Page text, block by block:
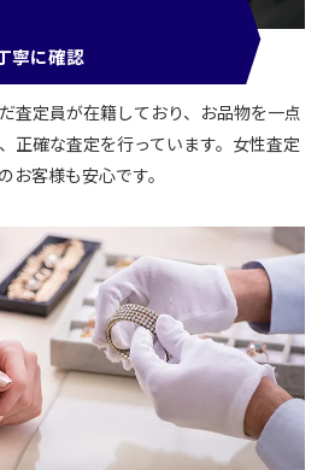
寧に確認
査定員が在籍しており、お品物を一点
正確な査定を行っています。女性査定
お客様も安心です。